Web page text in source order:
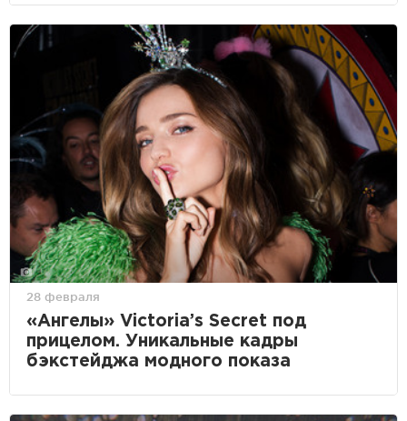
28 февраля
«Ангелы» Victoria’s Secret под
прицелом. Уникальные кадры
бэкстейджа модного показа